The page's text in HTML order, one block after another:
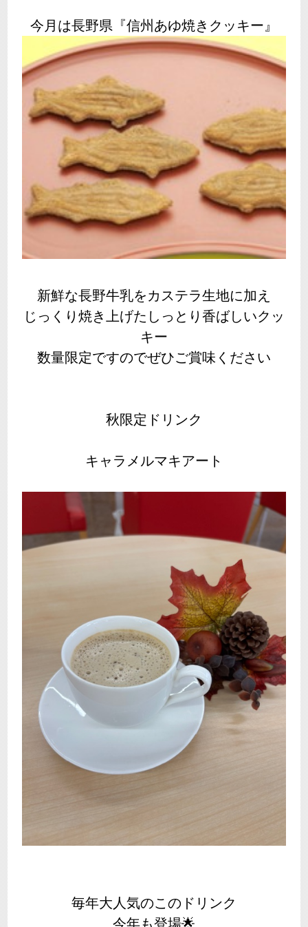
今月は長野県『信州あゆ焼きクッキー』
新鮮な長野牛乳をカステラ生地に加え
じっくり焼き上げたしっとり香ばしいクッ
キー
数量限定ですのでぜひご賞味ください
秋限定ドリンク
キャラメルマキアート
毎年大人気のこのドリンク
今年も登場🌟